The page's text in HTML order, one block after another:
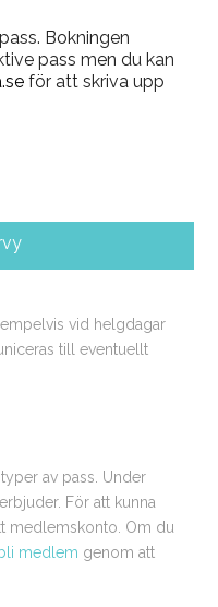
Bokningen
pass men du kan
för att skriva upp
vid helgdagar
till eventuellt
av pass. Under
För att kunna
medlemskonto. Om du
bli medlem genom att